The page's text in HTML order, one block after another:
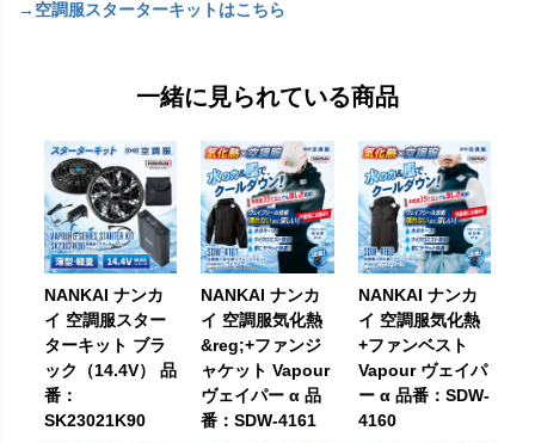
→空調服スターターキットはこちら
一緒に見られている商品
NANKAI ナンカ
イ 空調服スター
ターキット ブラ
ック（14.4V） 品
番：
SK23021K90
NANKAI ナンカ
イ 空調服気化熱
&reg;+ファンジ
ャケット Vapour
ヴェイパー α 品
番：SDW-4161
NANKAI ナンカ
イ 空調服気化熱
+ファンベスト
Vapour ヴェイパ
ー α 品番：SDW-
4160